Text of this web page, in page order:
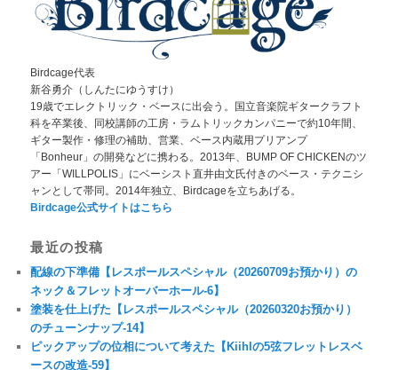
Birdcage代表
新谷勇介（しんたにゆうすけ）
19歳でエレクトリック・ベースに出会う。国立音楽院ギタークラフト
科を卒業後、同校講師の工房・ラムトリックカンパニーで約10年間、
ギター製作・修理の補助、営業、ベース内蔵用プリアンプ
「Bonheur」の開発などに携わる。2013年、BUMP OF CHICKENのツ
アー「WILLPOLIS」にベーシスト直井由文氏付きのベース・テクニシ
ャンとして帯同。2014年独立、Birdcageを立ちあげる。
Birdcage公式サイトはこちら
最近の投稿
配線の下準備【レスポールスペシャル（20260709お預かり）の
ネック＆フレットオーバーホール-6】
塗装を仕上げた【レスポールスペシャル（20260320お預かり）
のチューンナップ-14】
ピックアップの位相について考えた【Kiihlの5弦フレットレスベ
ースの改造-59】